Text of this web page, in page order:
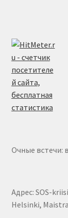
Очные встечи:
Адрес: SOS-
Helsinki,